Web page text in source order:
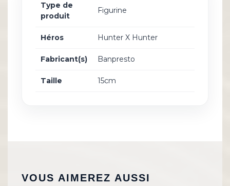
Type de
produit
Figurine
Héros Hunter X Hunter
Fabricant(s) Banpresto
Taille 15cm
VOUS AIMEREZ AUSSI